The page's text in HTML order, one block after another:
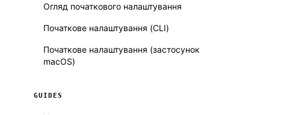
Огляд початкового налаштування
Початкове налаштування (CLI)
Початкове налаштування (застосунок
macOS)
GUIDES